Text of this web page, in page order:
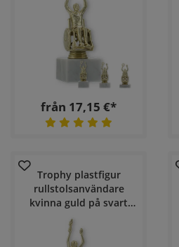
från 17,15 €*
Trophy plastfigur
rullstolsanvändare
kvinna guld på svart
marmorsockel